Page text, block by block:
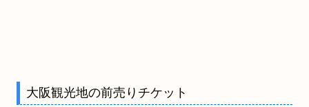
大阪観光地の前売りチケット